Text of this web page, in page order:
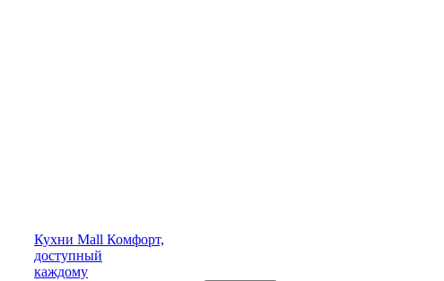
Кухни Mall Комфорт,
доступный
каждому